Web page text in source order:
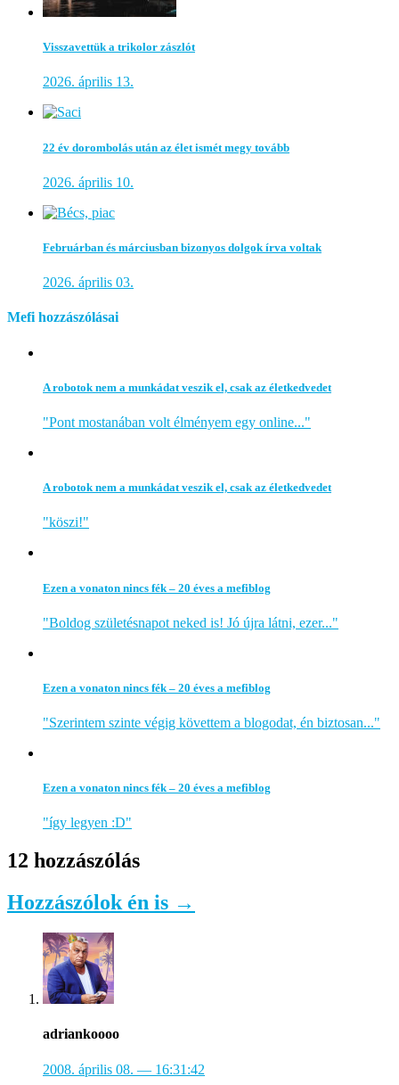
Visszavettük a trikolor zászlót
2026. április 13.
22 év dorombolás után az élet ismét megy tovább
2026. április 10.
Februárban és márciusban bizonyos dolgok írva voltak
2026. április 03.
Mefi hozzászólásai
A robotok nem a munkádat veszik el, csak az életkedvedet
"Pont mostanában volt élményem egy online..."
A robotok nem a munkádat veszik el, csak az életkedvedet
"köszi!"
Ezen a vonaton nincs fék – 20 éves a mefiblog
"Boldog születésnapot neked is! Jó újra látni, ezer..."
Ezen a vonaton nincs fék – 20 éves a mefiblog
"Szerintem szinte végig követtem a blogodat, én biztosan..."
Ezen a vonaton nincs fék – 20 éves a mefiblog
"így legyen :D"
12 hozzászólás
Hozzászólok én is →
adriankoooo
2008. április 08. — 16:31:42